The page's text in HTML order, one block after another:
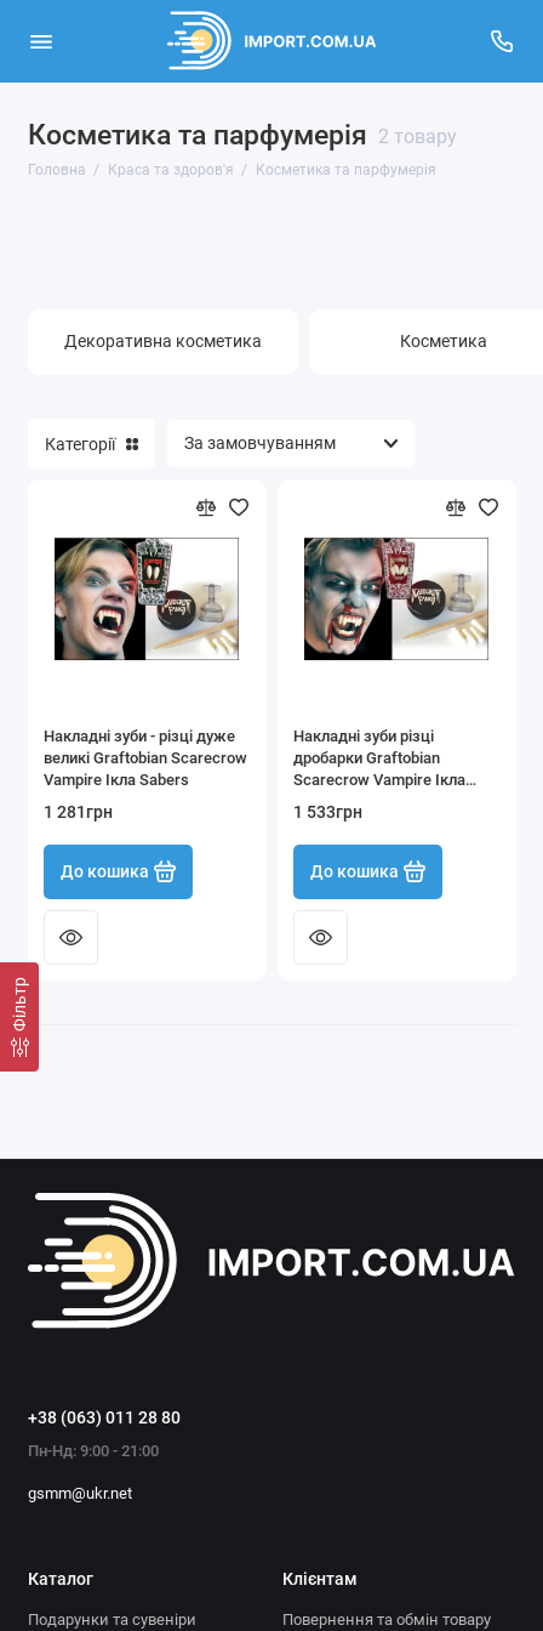
Косметика та парфумерія 2 товару
Головна Краса та здоров'я Косметика та парфумерія
Фільтр
Інструменти для манікюру
Аптека
Накладне волосся
Презервативи та змащення
Показати все
Декоративна косметика Косметика
Категорії
Накладні зуби - різці дуже
великі Graftobian Scarecrow
Vampire Ікла Sabers
1 281грн
До кошика
Накладні зуби різці
дробарки Graftobian
Scarecrow Vampire Ікла
1 533грн
До кошика
+38 (063) 011 28 80
Пн-Нд: 9:00 - 21:00
gsmm@ukr.net
Каталог
Подарунки та сувеніри
Клієнтам
Повернення та обмін товару